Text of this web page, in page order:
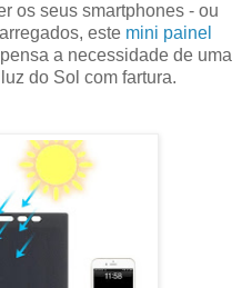
os seus smartphones - ou
este mini painel
a necessidade de uma
do Sol com fartura.